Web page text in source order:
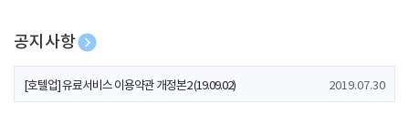
공지사항
[호텔업] 개인정보 처리방침 개정본1 (19.09.02)
[호텔업] 유료서비스 이용약관 개정본2 (19.09.02) 2019.07.30